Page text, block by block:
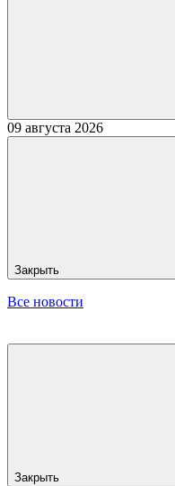
09 августа 2026
Закрыть
Все новости
Закрыть